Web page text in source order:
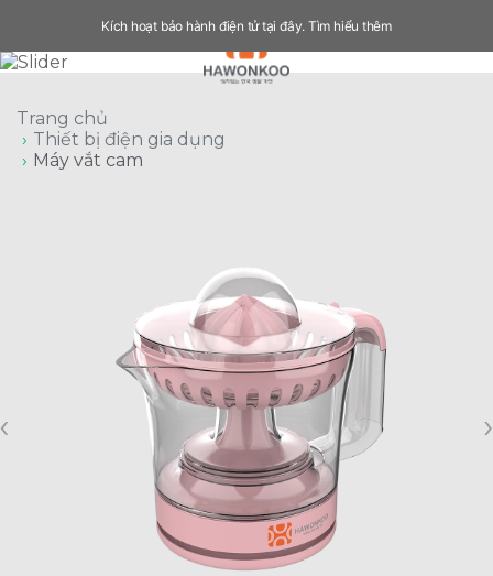
Kích hoạt bảo hành điện tử tại đây. Tìm hiểu thêm
Trang chủ
Thiết bị điện gia dụng
Máy vắt cam
‹ ›